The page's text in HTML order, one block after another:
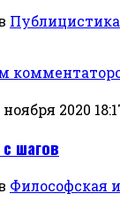
Публицистика
2020
шагов
Философская